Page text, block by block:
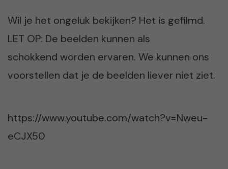
Wil je het ongeluk bekijken? Het is gefilmd.
LET OP: De beelden kunnen als
schokkend worden ervaren. We kunnen ons
voorstellen dat je de beelden liever niet ziet.
https://www.youtube.com/watch?v=Nweu-
eCJX50